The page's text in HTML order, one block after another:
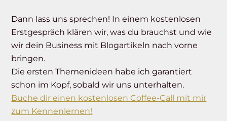
Dann lass uns sprechen! In einem kostenlosen
Erstgespräch klären wir, was du brauchst und wie
wir dein Business mit Blogartikeln nach vorne
bringen.
Die ersten Themenideen habe ich garantiert
schon im Kopf, sobald wir uns unterhalten.
Buche dir einen kostenlosen Coffee-Call mit mir
zum Kennenlernen!